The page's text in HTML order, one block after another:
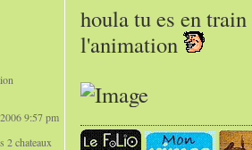
houla tu es en
l'animation
9:57 pm
2 chateaux